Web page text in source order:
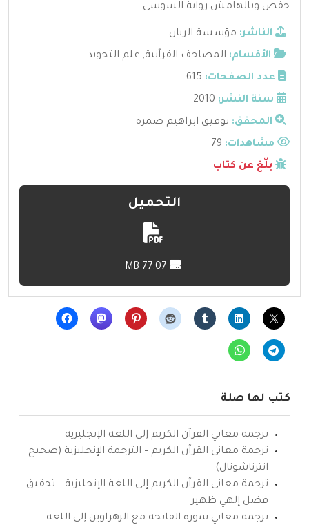
حفص وبالهامش رواية السوسي
الناشر: مؤسسة الريان
الأقسام: المصاحف القرآنية, علم التجويد
عدد الصفحات: 615
سنة النشر: 2010
المحقق: توفيق ابراهيم ضمرة
مشاهدات:
بلّغ عن كتاب
التحميل
كتب لها صلة
ترجمة معاني القرآن الكريم إلى اللغة الإنجليزية
ترجمة معاني القرآن الكريم – الترجمة الإنجليزية (صحيح
انترناشونال)
ترجمة معاني القرآن الكريم إلى اللغة الإنجليزية – تحقيق
فضل إلهي ظهير
ترجمة معاني سورة الفاتحة مع الزهراوين إلى اللغة